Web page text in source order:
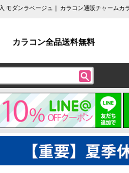
モダンラベージュ｜ カラコン通販チャームカ
カラコン全品送料無料